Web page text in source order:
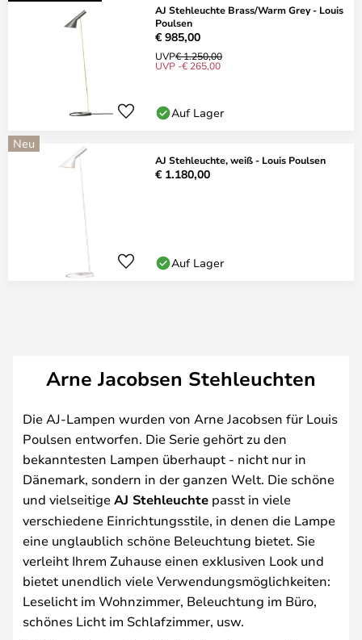
AJ Stehleuchte Brass/Warm Grey - Louis
Poulsen
€ 985,00
UVP€ 1.250,00
UVP -€ 265,00
Auf Lager
Neu
AJ Stehleuchte, weiß - Louis Poulsen
€ 1.180,00
Auf Lager
Arne Jacobsen Stehleuchten
Die AJ-Lampen wurden von Arne Jacobsen für Louis
Poulsen entworfen. Die Serie gehört zu den
bekanntesten Lampen überhaupt - nicht nur in
Dänemark, sondern in der ganzen Welt. Die schöne
und vielseitigeAJ Stehleuchte passt in viele
verschiedene Einrichtungsstile, in denen die Lampe
eine unglaublich schöne Beleuchtung bietet. Sie
verleiht Ihrem Zuhause einen exklusiven Look und
bietet unendlich viele Verwendungsmöglichkeiten:
Leselicht im Wohnzimmer, Beleuchtung im Büro,
schönes Licht im Schlafzimmer, usw.